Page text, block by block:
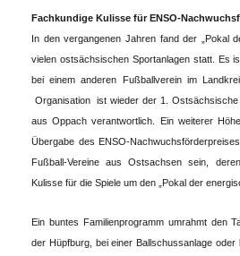
Fachkundige Kulisse für ENSO-
In den vergangenen Jahren fand der „Pokal
vielen ostsächsischen Sportanlagen statt. Es
bei einem anderen Fußballverein im
Organisation ist wieder der 1. Ostsächsische
aus Oppach verantwortlich. Ein weiterer
Übergabe des ENSO-
Fußball-Vereine aus Ostsachsen sein,
Kulisse für die Spiele um den „Pokal der
Ein buntes Familienprogramm umrahmt den
der Hüpfburg, bei einer Ballschussanlage